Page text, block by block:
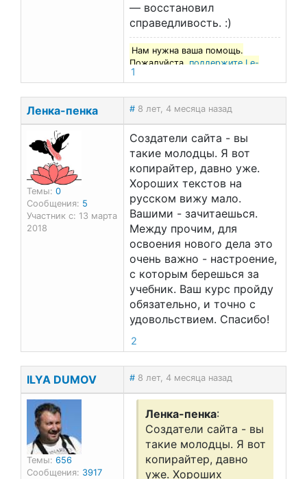
— восстановил
справедливость. :)
Нам нужна ваша помощь.
Пожалуйста,поддержите Le-
francais.ru
1
Ленка-пенка # 8 лет, 4 месяца назад
Темы: 0
Сообщения: 5
Участник с: 13 марта
2018
Создатели сайта - вы
такие молодцы. Я вот
копирайтер, давно уже.
Хороших текстов на
русском вижу мало.
Вашими - зачитаешься.
Между прочим, для
освоения нового дела это
очень важно - настроение,
с которым берешься за
учебник. Ваш курс пройду
обязательно, и точно с
удовольствием. Спасибо!
2
ILYA DUMOV # 8 лет, 4 месяца назад
Темы: 656
Сообщения: 3917
Ленка-пенка:
Создатели сайта - вы
такие молодцы. Я вот
копирайтер, давно
уже. Хороших